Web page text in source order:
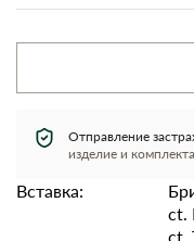
Отправление
изделие и
Вставка:
ct.
ct.